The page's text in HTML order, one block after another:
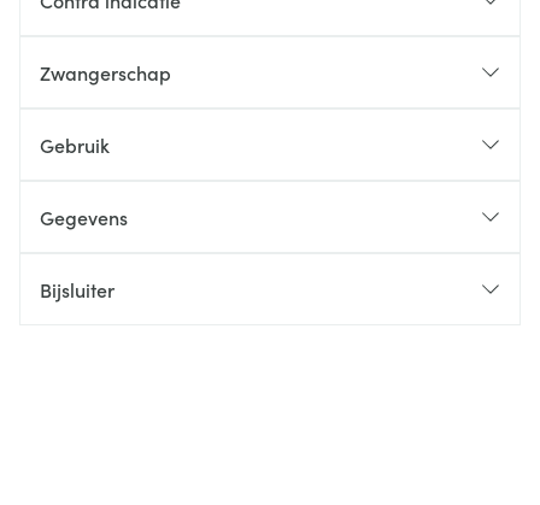
Zwangerschap
Gebruik
Gegevens
Bijsluiter